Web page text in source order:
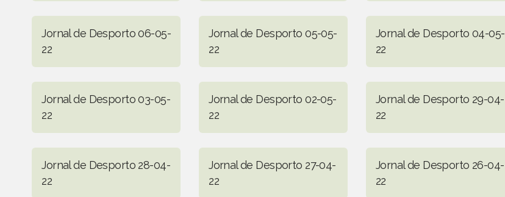
Jornal de Desporto 06-05-
22
Jornal de Desporto 05-05-
22
Jornal de Desporto 04-05-
22
Jornal de Desporto 03-05-
22
Jornal de Desporto 02-05-
22
Jornal de Desporto 29-04-
22
Jornal de Desporto 28-04-
22
Jornal de Desporto 27-04-
22
Jornal de Desporto 26-04-
22